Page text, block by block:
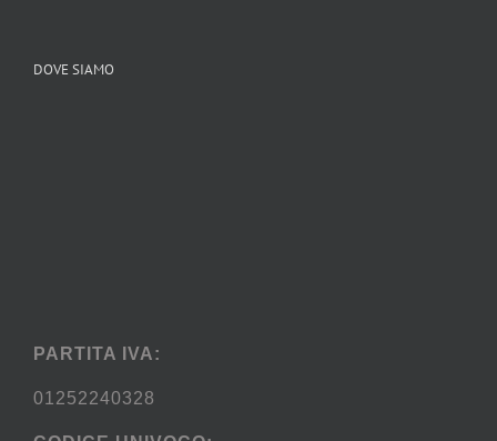
DOVE SIAMO
PARTITA IVA:
01252240328